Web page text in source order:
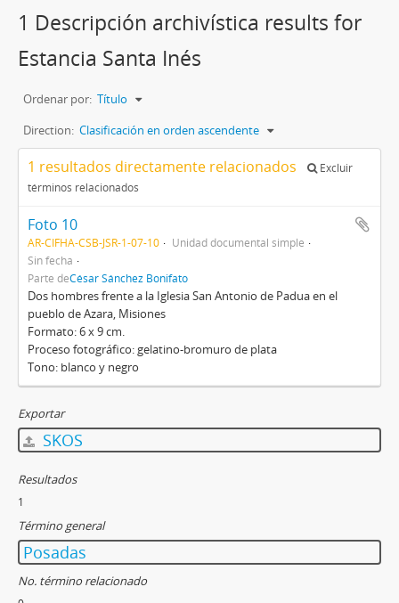
1 Descripción archivística results for
Estancia Santa Inés
Ordenar por: Título
Direction: Clasificación en orden ascendente
1 resultados directamente relacionados
Excluir
términos relacionados
Foto 10
AR-CIFHA-CSB-JSR-1-07-10
Unidad documental simple
Sin fecha
Parte deCésar Sánchez Bonifato
Dos hombres frente a la Iglesia San Antonio de Padua en el
pueblo de Azara, Misiones
Formato: 6 x 9 cm.
Proceso fotográfico: gelatino-bromuro de plata
Tono: blanco y negro
Exportar
SKOS
Resultados
1
Término general
Posadas
No. término relacionado